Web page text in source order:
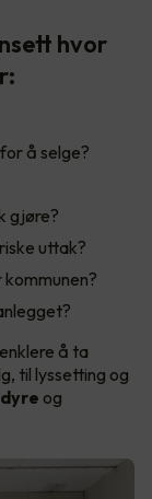
hvor
å selge?
gjøre?
uttak?
å ta
til lyssetting og
dyre og